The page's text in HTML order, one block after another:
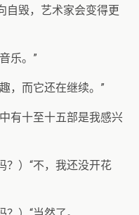
自毁，艺术家会变得更
乐。”
，而它还在继续。”
有十至十五部是我感兴
？）“不，我还没开花